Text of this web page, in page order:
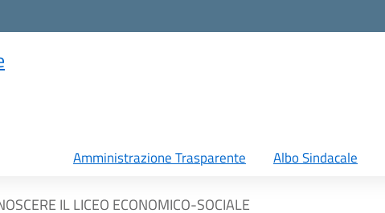
Amministrazione Trasparente Albo Sindacale
IL LICEO ECONOMICO-SOCIALE